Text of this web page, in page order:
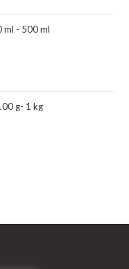
ml - 500 ml
g- 1 kg